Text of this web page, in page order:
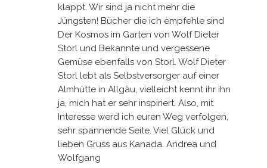
klappt. Wir sind ja nicht mehr die
Jüngsten! Bücher die ich empfehle sind
Der Kosmos im Garten von Wolf Dieter
Storl und Bekannte und vergessene
Gemüse ebenfalls von Storl. Wolf Dieter
Storl lebt als Selbstversorger auf einer
Almhütte in Allgäu, vielleicht kennt ihr ihn
ja, mich hat er sehr inspiriert. Also, mit
Interesse werd ich euren Weg verfolgen,
sehr spannende Seite. Viel Glück und
lieben Gruss aus Kanada. Andrea und
Wolfgang